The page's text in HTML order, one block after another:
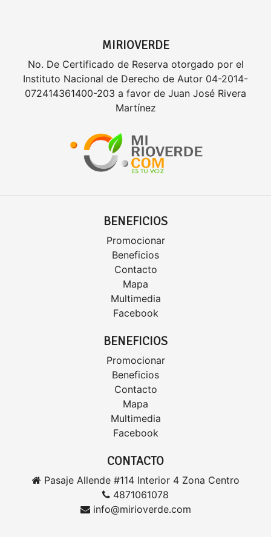
MIRIOVERDE
No. De Certificado de Reserva otorgado por el
Instituto Nacional de Derecho de Autor 04-2014-
072414361400-203 a favor de Juan José Rivera
Martínez
BENEFICIOS
Promocionar
Beneficios
Contacto
Mapa
Multimedia
Facebook
BENEFICIOS
Promocionar
Beneficios
Contacto
Mapa
Multimedia
Facebook
CONTACTO
Pasaje Allende #114 Interior 4 Zona Centro
4871061078
info@mirioverde.com